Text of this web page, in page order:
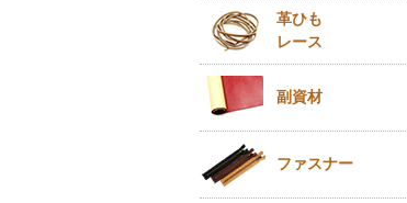
革ひも
レース
副資材
ファスナー